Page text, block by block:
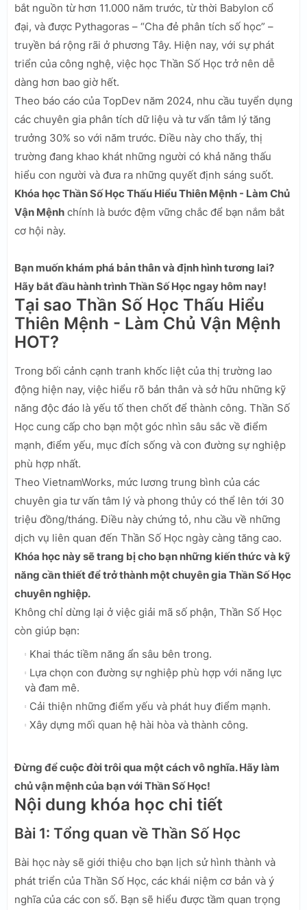
bắt nguồn từ hơn 11.000 năm trước, từ thời Babylon cổ
đại, và được Pythagoras – “Cha đẻ phân tích số học” –
truyền bá rộng rãi ở phương Tây. Hiện nay, với sự phát
triển của công nghệ, việc học Thần Số Học trở nên dễ
dàng hơn bao giờ hết.
Theo báo cáo của TopDev năm 2024, nhu cầu tuyển dụng
các chuyên gia phân tích dữ liệu và tư vấn tâm lý tăng
trưởng 30% so với năm trước. Điều này cho thấy, thị
trường đang khao khát những người có khả năng thấu
hiểu con người và đưa ra những quyết định sáng suốt.
Khóa học Thần Số Học Thấu Hiểu Thiên Mệnh - Làm Chủ
Vận Mệnh chính là bước đệm vững chắc để bạn nắm bắt
cơ hội này.
Bạn muốn khám phá bản thân và định hình tương lai?
Hãy bắt đầu hành trình Thần Số Học ngay hôm nay!
Tại sao Thần Số Học Thấu Hiểu
Thiên Mệnh - Làm Chủ Vận Mệnh
HOT?
Trong bối cảnh cạnh tranh khốc liệt của thị trường lao
động hiện nay, việc hiểu rõ bản thân và sở hữu những kỹ
năng độc đáo là yếu tố then chốt để thành công. Thần Số
Học cung cấp cho bạn một góc nhìn sâu sắc về điểm
mạnh, điểm yếu, mục đích sống và con đường sự nghiệp
phù hợp nhất.
Theo VietnamWorks, mức lương trung bình của các
chuyên gia tư vấn tâm lý và phong thủy có thể lên tới 30
triệu đồng/tháng. Điều này chứng tỏ, nhu cầu về những
dịch vụ liên quan đến Thần Số Học ngày càng tăng cao.
Khóa học này sẽ trang bị cho bạn những kiến thức và kỹ
năng cần thiết để trở thành một chuyên gia Thần Số Học
chuyên nghiệp.
Không chỉ dừng lại ở việc giải mã số phận, Thần Số Học
còn giúp bạn:
Khai thác tiềm năng ẩn sâu bên trong.
Lựa chọn con đường sự nghiệp phù hợp với năng lực
và đam mê.
Cải thiện những điểm yếu và phát huy điểm mạnh.
Xây dựng mối quan hệ hài hòa và thành công.
Đừng để cuộc đời trôi qua một cách vô nghĩa. Hãy làm
chủ vận mệnh của bạn với Thần Số Học!
Nội dung khóa học chi tiết
Bài 1: Tổng quan về Thần Số Học
Bài học này sẽ giới thiệu cho bạn lịch sử hình thành và
phát triển của Thần Số Học, các khái niệm cơ bản và ý
nghĩa của các con số. Bạn sẽ hiểu được tầm quan trọng